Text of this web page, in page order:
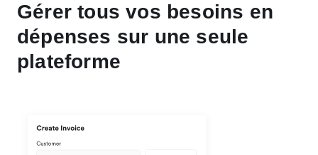
Gérer tous vos besoins en
dépenses sur une seule
plateforme